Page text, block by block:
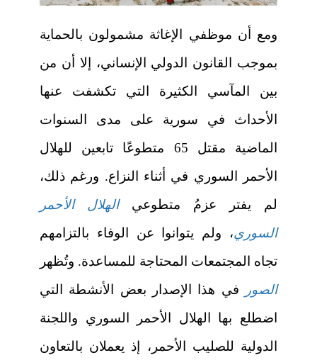
ومع أن موظفي الإغاثة مشمولون بالحماية
بموجب القانون الدولي الإنساني، إلا أن من
بين المآسي الكثيرة التي تكشفت عنها
الأحداث في سورية على مدى السنوات
الماضية مقتل 65 متطوعًا تابعين للهلال
الأحمر السوري في أثناء النزاع. ورغم ذلك،
لم يفتر عزمُ متطوعيالهلال الأحمر
السوري، ولم يتوانوا عن الوفاء بالتزامهم
تجاه المجتمعات المحتاجة للمساعدة. وتُظهر
الصور
في هذا الإصدار بعض الأنشطة التي
اضطلع بها الهلال الأحمر السوري واللجنة
الدولية للصليب الأحمر، إذ يعملان بالتعاون